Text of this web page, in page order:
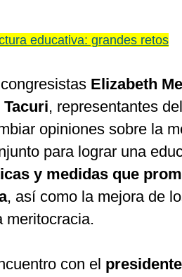
educativa: grandes retos
Elizabeth
, representantes del
opiniones sobre la
para lograr una
y medidas que
, así como la mejora de
meritocracia.
con el